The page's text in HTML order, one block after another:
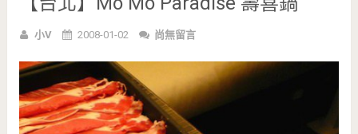
小V 2008-01-02 尚無留言